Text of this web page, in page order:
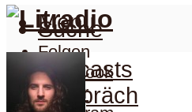
Folgen
Facebook
Twitter
Menu
Suche
Suche
Podcasts
Gespräch